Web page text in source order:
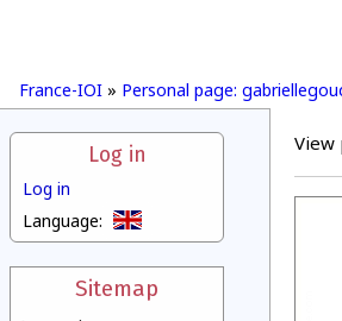
France-IOI » Personal page:
Log in
Log in
Language:
Sitemap
View